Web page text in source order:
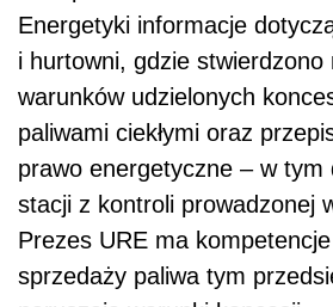
Energetyki informacje
i hurtowni, gdzie stwierdzono
warunków udzielonych
paliwami ciekłymi oraz
prawo energetyczne – w tym
stacji z kontroli prowadzonej
Prezes URE ma
sprzedaży paliwa tym